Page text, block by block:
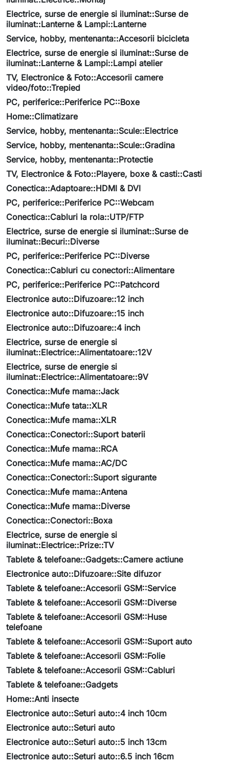
Electrice, surse de energie si iluminat::Surse de
iluminat::Lanterne & Lampi::Lanterne
Service, hobby, mentenanta::Accesorii bicicleta
Electrice, surse de energie si iluminat::Surse de
iluminat::Lanterne & Lampi::Lampi atelier
TV, Electronice & Foto::Accesorii camere
video/foto::Trepied
PC, periferice::Periferice PC::Boxe
Home::Climatizare
Service, hobby, mentenanta::Scule::Electrice
Service, hobby, mentenanta::Scule::Gradina
Service, hobby, mentenanta::Protectie
TV, Electronice & Foto::Playere, boxe & casti::Casti
Conectica::Adaptoare::HDMI & DVI
PC, periferice::Periferice PC::Webcam
Conectica::Cabluri la rola::UTP/FTP
Electrice, surse de energie si iluminat::Surse de
iluminat::Becuri::Diverse
PC, periferice::Periferice PC::Diverse
Conectica::Cabluri cu conectori::Alimentare
PC, periferice::Periferice PC::Patchcord
Electronice auto::Difuzoare::12 inch
Electronice auto::Difuzoare::15 inch
Electronice auto::Difuzoare::4 inch
Electrice, surse de energie si
iluminat::Electrice::Alimentatoare::12V
Electrice, surse de energie si
iluminat::Electrice::Alimentatoare::9V
Conectica::Mufe mama::Jack
Conectica::Mufe tata::XLR
Conectica::Mufe mama::XLR
Conectica::Conectori::Suport baterii
Conectica::Mufe mama::RCA
Conectica::Mufe mama::AC/DC
Conectica::Conectori::Suport sigurante
Conectica::Mufe mama::Antena
Conectica::Mufe mama::Diverse
Conectica::Conectori::Boxa
Electrice, surse de energie si
iluminat::Electrice::Prize::TV
Tablete & telefoane::Gadgets::Camere actiune
Electronice auto::Difuzoare::Site difuzor
Tablete & telefoane::Accesorii GSM::Service
Tablete & telefoane::Accesorii GSM::Diverse
Tablete & telefoane::Accesorii GSM::Huse
telefoane
Tablete & telefoane::Accesorii GSM::Suport auto
Tablete & telefoane::Accesorii GSM::Folie
Tablete & telefoane::Accesorii GSM::Cabluri
Tablete & telefoane::Gadgets
Home::Anti insecte
Electronice auto::Seturi auto::4 inch 10cm
Electronice auto::Seturi auto
Electronice auto::Seturi auto::5 inch 13cm
Electronice auto::Seturi auto::6.5 inch 16cm